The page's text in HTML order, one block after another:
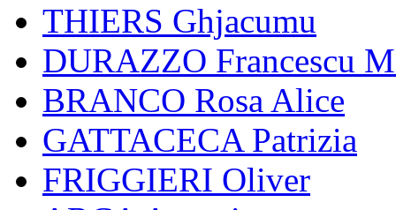
THIERS Ghjacumu
DURAZZO Francescu
BRANCO Rosa Alice
GATTACECA Patrizia
FRIGGIERI Oliver